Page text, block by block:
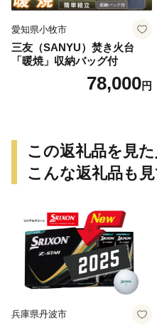
愛知県小牧市
三友（SANYU）焚き火台
「暖焼」収納バッグ付
78,000円
この返礼品を見
こんな返礼品も
兵庫県丹波市